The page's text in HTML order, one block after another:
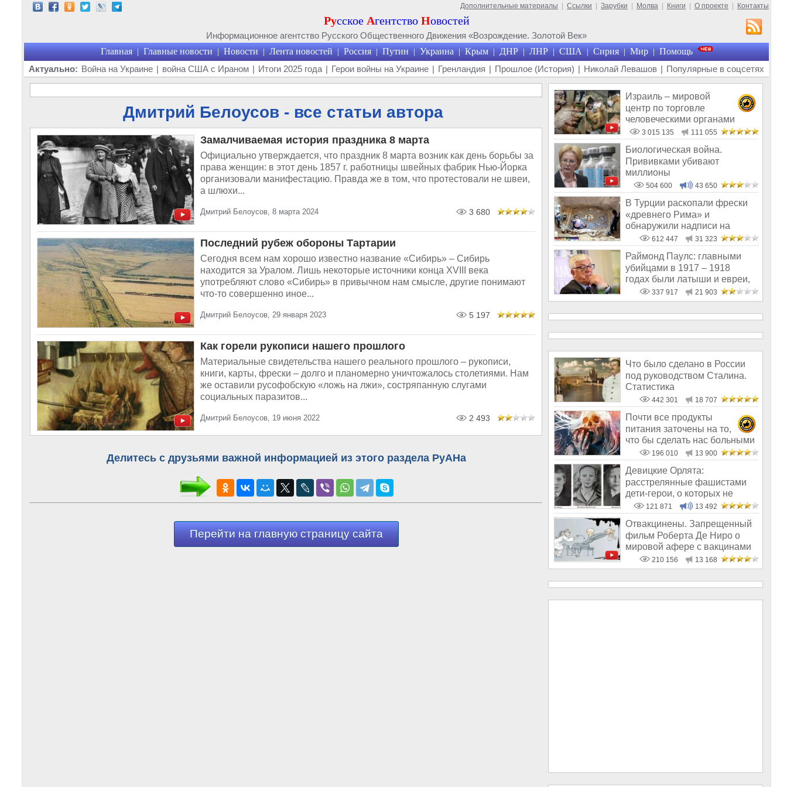
Дополнительные материалы Ссылки Зарубки Молва Книги О проекте Контакты
Русское Агентство Новостей
Информационное агентство Русского Общественного Движения «Возрождение. Золотой Век»
Главная | Главные новости | Новости | Лента новостей | Россия | Путин | Украина | Крым | ДНР | ЛНР | США | Сирия | Мир | Помощь
Актуально: Война на Украине | война США с Ираном | Итоги 2025 года | Герои войны на Украине | Гренландия | Прошлое (История) | Николай Левашов | Популярные в соцсетях
Дмитрий Белоусов - все статьи автора
Замалчиваемая история праздника 8 марта
Официально утверждается, что праздник 8 марта возник как день борьбы за
права женщин: в этот день 1857 г. работницы швейных фабрик Нью-Йорка
организовали манифестацию. Правда же в том, что протестовали не швеи,
а шлюхи...
Дмитрий Белоусов, 8 марта 2024 3 680
Последний рубеж обороны Тартарии
Сегодня всем нам хорошо известно название «Сибирь» – Сибирь
находится за Уралом. Лишь некоторые источники конца XVIII века
употребляют слово «Сибирь» в привычном нам смысле, другие понимают
что-то совершенно иное...
Дмитрий Белоусов, 29 января 2023 5 197
Как горели рукописи нашего прошлого
Материальные свидетельства нашего реального прошлого – рукописи,
книги, карты, фрески – долго и планомерно уничтожалось столетиями. Нам
же оставили русофобскую «ложь на лжи», состряпанную слугами
социальных паразитов...
Дмитрий Белоусов, 19 июня 2022 2 493
Делитесь с друзьями важной информацией из этого раздела РуАНа
Перейти на главную страницу сайта
Израиль – мировой
центр по торговле
человеческими органами
3 015 135 111 055
Биологическая война.
Прививками убивают
миллионы
504 600 43 650
В Турции раскопали фрески
«древнего Рима» и
обнаружили надписи на
Русском!612 447 31 323
Раймонд Паулс: главными
убийцами в 1917 – 1918
годах были латыши и евреи,
а не русс337 917 21 903
Что было сделано в России
под руководством Сталина.
Статистика
442 301 18 707
Почти все продукты
питания заточены на то,
что бы сделать нас больными
и бесплодным
196 010 13 900
Девицкие Орлята:
расстрелянные фашистами
дети-герои, о которых не
рассказывают в шк
121 871 13 492
Отвакцинены. Запрещенный
фильм Роберта Де Ниро о
мировой афере с вакцинами
210 156 13 168